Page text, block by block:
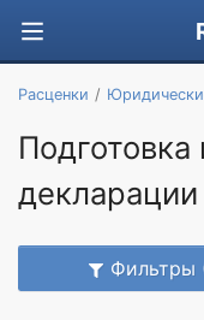
Расценки
Подготовка
Фильтры